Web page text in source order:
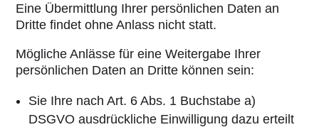
Eine Übermittlung Ihrer persönlichen Daten an
Dritte findet ohne Anlass nicht statt.
Mögliche Anlässe für eine Weitergabe Ihrer
persönlichen Daten an Dritte können sein:
Sie Ihre nach Art. 6 Abs. 1 Buchstabe a)
DSGVO ausdrückliche Einwilligung dazu erteilt